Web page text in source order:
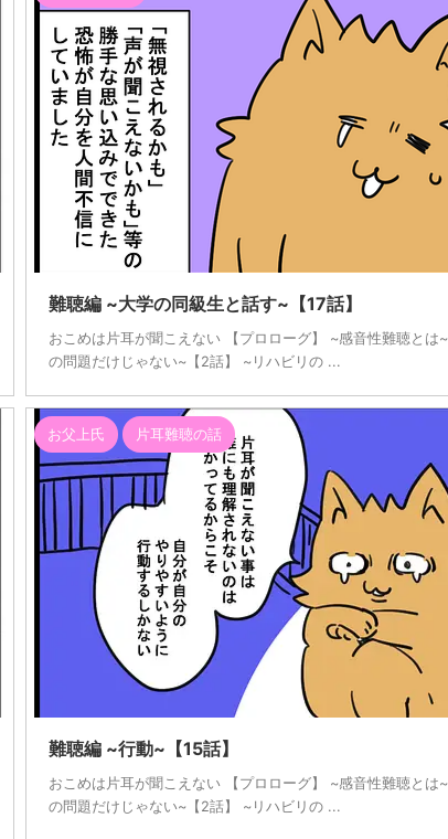
難聴編 ~大学の同級生と話す~【17話】
おこめは片耳が聞こえない 【プロローグ】 ~感音性難聴とは
の問題だけじゃない~【2話】 ~リハビリの ...
お父上氏 片耳難聴の話
難聴編 ~行動~【15話】
おこめは片耳が聞こえない 【プロローグ】 ~感音性難聴とは
の問題だけじゃない~【2話】 ~リハビリの ...